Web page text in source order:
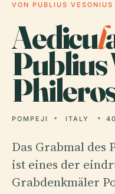
VON PUBLIUS VESONIUS
Aedicul
Publius
POMPEJI ITALY
Das Grabmal des
ist eines der
Grabdenkmäler